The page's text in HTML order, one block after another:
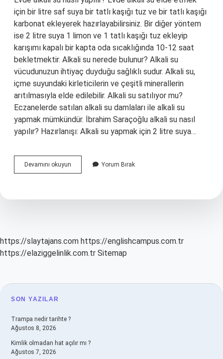
için bir litre saf suya bir tatlı kaşığı tuz ve bir tatlı kaşığı
karbonat ekleyerek hazırlayabilirsiniz. Bir diğer yöntem
ise 2 litre suya 1 limon ve 1 tatlı kaşığı tuz ekleyip
karışımı kapalı bir kapta oda sıcaklığında 10-12 saat
bekletmektir. Alkali su nerede bulunur? Alkali su
vücudunuzun ihtiyaç duyduğu sağlıklı sudur. Alkali su,
içme suyundaki kirleticilerin ve çeşitli minerallerin
arıtılmasıyla elde edilebilir. Alkali su satılıyor mu?
Eczanelerde satılan alkali su damlaları ile alkali su
yapmak mümkündür. İbrahim Saraçoğlu alkali su nasıl
yapılır? Hazırlanışı: Alkali su yapmak için 2 litre suya…
Devamını okuyun
Suyu
Yorum Bırak
https://slaytajans.com https://englishcampus.com.tr
https://elaziggelinlik.com.tr Sitemap
SIDEBAR
SON YAZILAR
Trampa nedir tarihte ?
Ağustos 8, 2026
Kimlik olmadan hat açılır mı ?
Ağustos 7, 2026